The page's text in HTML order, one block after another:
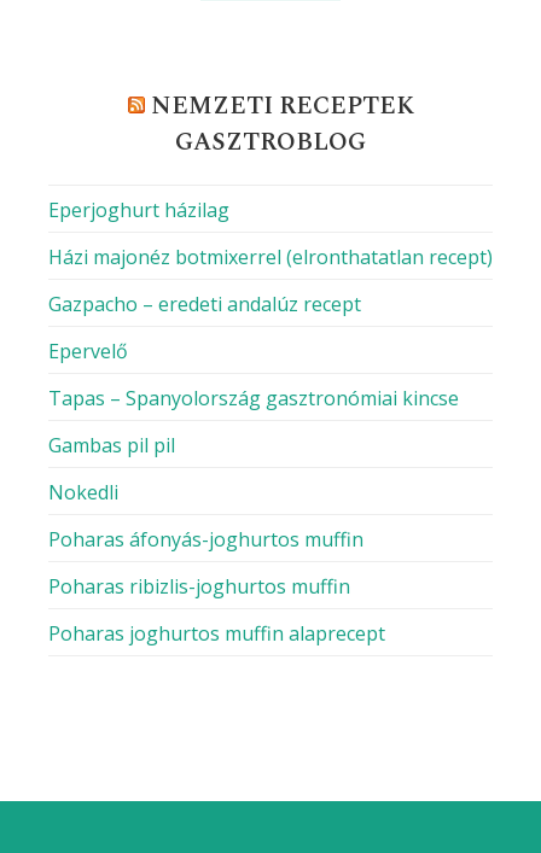
NEMZETI RECEPTEK
GASZTROBLOG
Eperjoghurt házilag
Házi majonéz botmixerrel (elronthatatlan recept)
Gazpacho – eredeti andalúz recept
Epervelő
Tapas – Spanyolország gasztronómiai kincse
Gambas pil pil
Nokedli
Poharas áfonyás-joghurtos muffin
Poharas ribizlis-joghurtos muffin
Poharas joghurtos muffin alaprecept